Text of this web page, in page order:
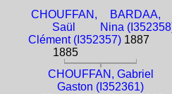
CHOUFFAN,
Saül
Clément (I352357)
1885
BARDAA,
Nina
1887
CHOUFFAN, Gabriel
Gaston (I352361)